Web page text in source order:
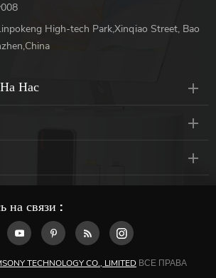
High-tech Park,Xinqiao Street, Bao
Нас
на связи :
TECHNOLOGY CO., LIMITED ВСЕ ПРАВА